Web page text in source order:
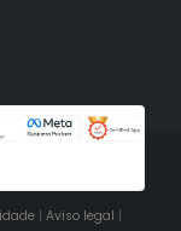
| Aviso legal |